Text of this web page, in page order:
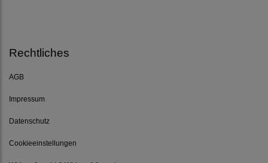
Rechtliches
AGB
Impressum
Datenschutz
Cookieeinstellungen